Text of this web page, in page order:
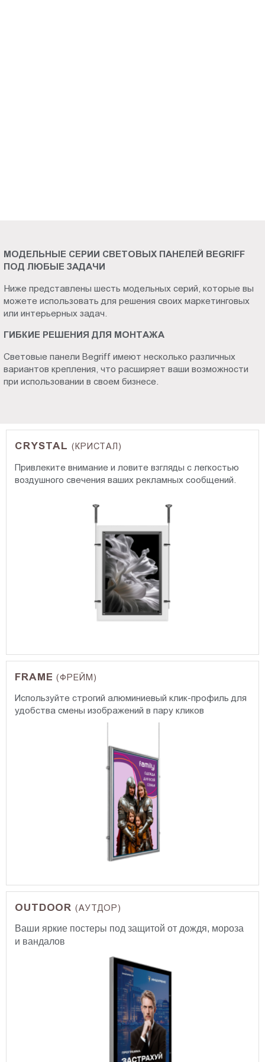
МОДЕЛЬНЫЕ СЕРИИ СВЕТОВЫХ ПАНЕЛЕЙ BEGRIFF
ПОД ЛЮБЫЕ ЗАДАЧИ
Ниже представлены шесть модельных серий, которые вы
можете использовать для решения своих маркетинговых
или интерьерных задач.
ГИБКИЕ РЕШЕНИЯ ДЛЯ МОНТАЖА
Световые панели Begriff имеют несколько различных
вариантов крепления, что расширяет ваши возможности
при использовании в своем бизнесе.
CRYSTAL(КРИСТАЛ)
Привлеките внимание и ловите взгляды с легкостью
воздушного свечения ваших рекламных сообщений.
FRAME(ФРЕЙМ)
Используйте строгий алюминиевый клик-профиль для
удобства смены изображений в пару кликов
OUTDOOR(АУТДОР)
Ваши яркие постеры под защитой от дождя, мороза
и вандалов